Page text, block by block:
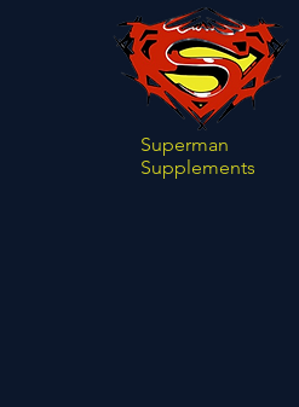
Superman
Supplements